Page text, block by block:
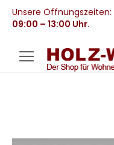
Unsere Öffnungszeiten:
09:00 – 13:00 Uhr.
springen